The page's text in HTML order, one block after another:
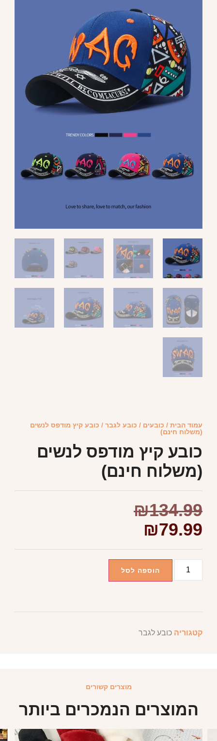
עמוד הבית / כובעים / כובע לגבר / כובע קיץ מודפס לנשים
(משלוח חינם)
כובע קיץ מודפס לנשים
(משלוח חינם)
₪134.99
₪79.99
הוספה לסל
קטגוריה כובע לגבר
מוצרים קשורים
המוצרים הנמכרים ביותר